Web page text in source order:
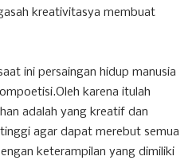
kreativitasya membuat
ini persaingan hidup manusia
karena itulah
adalah yang kreatif dan
agar dapat merebut semua
keterampilan yang dimiliki